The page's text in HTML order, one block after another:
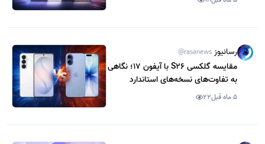
رسانیوز @rasanews
مقایسه گلکسی S26 با آیفون 17؛ نگاهی
به تفاوت‌های نسخه‌های استاندارد
سامسونگ و اپل
5 ماه قبل 22